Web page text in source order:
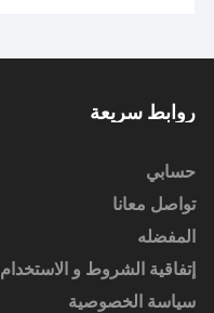
روابط سريعة
حسابي
تواصل معانا
المفضله
إتفاقية الشروط و الاستخدام
سياسة الخصوصية